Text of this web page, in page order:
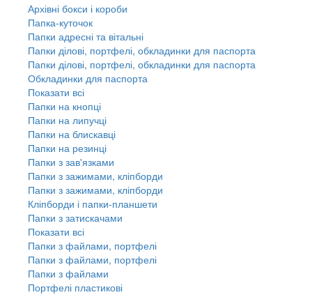
Архівні бокси і короби
Папка-куточок
Папки адресні та вітальні
Папки ділові, портфелі, обкладинки для паспорта
Папки ділові, портфелі, обкладинки для паспорта
Обкладинки для паспорта
Показати всі
Папки на кнопці
Папки на липучці
Папки на блискавці
Папки на резинці
Папки з зав'язками
Папки з зажимами, кліпборди
Папки з зажимами, кліпборди
Кліпборди і папки-планшети
Папки з затискачами
Показати всі
Папки з файлами, портфелі
Папки з файлами, портфелі
Папки з файлами
Портфелі пластикові